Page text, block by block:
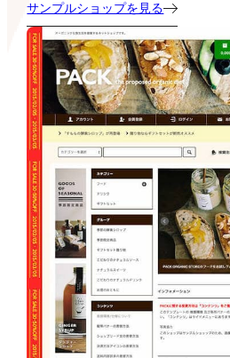
サンプルショップを見る